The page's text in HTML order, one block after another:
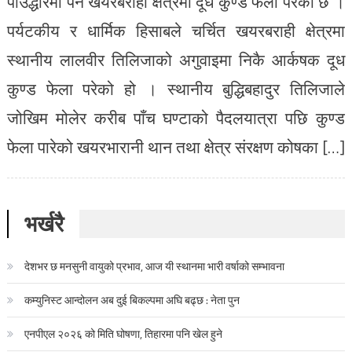
पर्यटकीय र धार्मिक हिसाबले चर्चित खयरबराही क्षेत्रमा
स्थानीय लालवीर तिलिजाको अगुवाइमा निकै आर्कषक दूध
कुण्ड फेला परेको हो । स्थानीय बुद्धिबहादुर तिलिजाले
जोखिम मोलेर करीब पाँच घण्टाको पैदलयात्रा पछि कुण्ड
फेला पारेको खयरभारानी थान तथा क्षेत्र संरक्षण कोषका […]
भर्खरै
देशभर छ मनसुनी वायुको प्रभाव, आज यी स्थानमा भारी वर्षाको सम्भावना
कम्युनिस्ट आन्दोलन अब दुई बिकल्पमा अघि बढ्छ : नेता पुन
एनपीएल २०२६ को मिति घोषणा, तिहारमा पनि खेल हुने